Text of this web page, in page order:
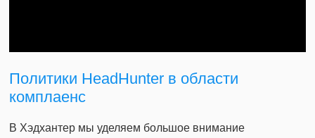
Политики HeadHunter в области
комплаенс
В Хэдхантер мы уделяем большое внимание